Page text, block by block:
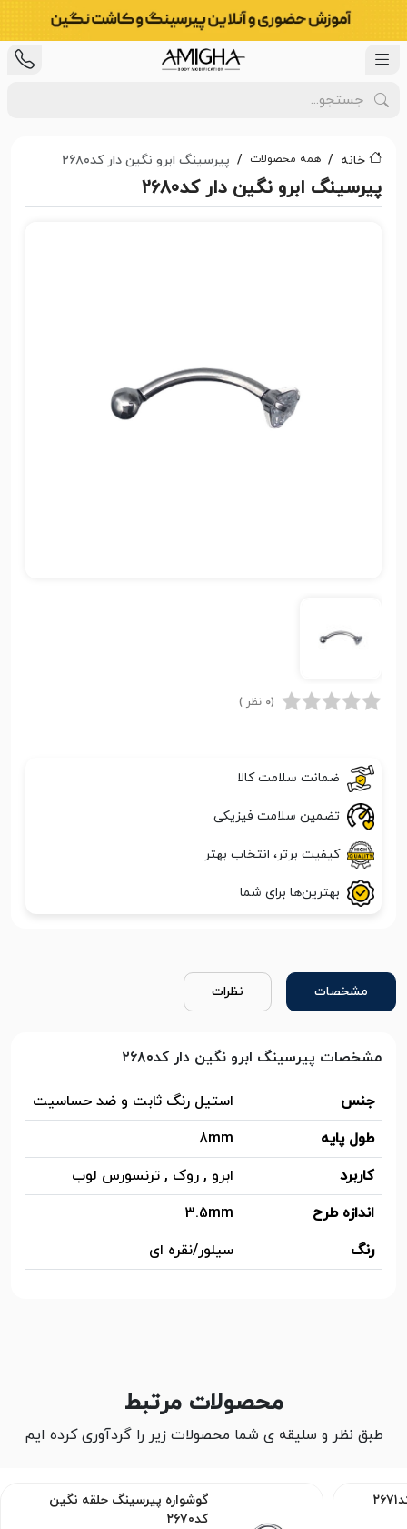
خانه همه محصولات پیرسینگ ابرو نگین دار کد۲۶۸۰
پیرسینگ ابرو نگین دار کد۲۶۸۰
(0 نظر )
ضمانت سلامت کالا
تضمین سلامت فیزیکی
کیفیت برتر، انتخاب بهتر
بهترین‌ها برای شما
مشخصات نظرات
مشخصات پیرسینگ ابرو نگین دار کد۲۶۸۰
جنس
استیل رنگ ثابت و ضد حساسیت
طول پایه
8mm
کاربرد
ابرو , روک , ترنسورس لوب
اندازه طرح
3.5mm
رنگ
سیلور/نقره ای
محصولات مرتبط
طبق نظر و سلیقه ی شما محصولات زیر را گردآوری کرده ایم
گوشواره پیرسینگ حلقه نگین
کد۲۶۷۰